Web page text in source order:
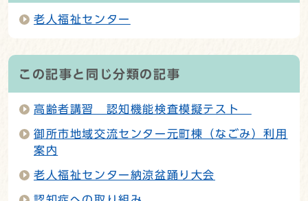
老人福祉センター
この記事と同じ分類の記事
高齢者講習 認知機能検査模擬テスト
御所市地域交流センター元町棟（なごみ）利用
案内
老人福祉センター納涼盆踊り大会